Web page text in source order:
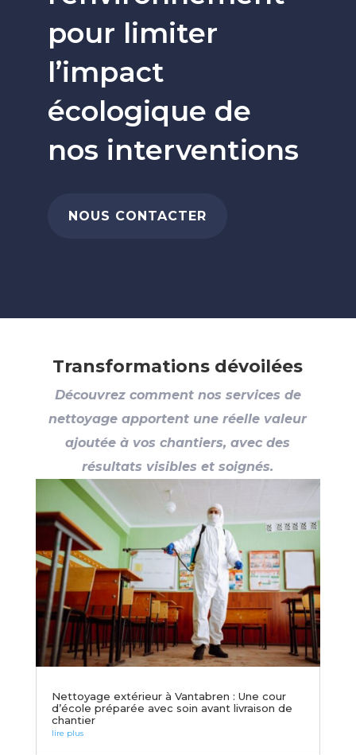
pour limiter
l’impact
écologique de
nos interventions
NOUS CONTACTER
Transformations dévoilées
Découvrez comment nos services de
nettoyage apportent une réelle valeur
ajoutée à vos chantiers, avec des
résultats visibles et soignés.
Nettoyage extérieur à Vantabren : Une cour
d’école préparée avec soin avant livraison de
chantier
lire plus